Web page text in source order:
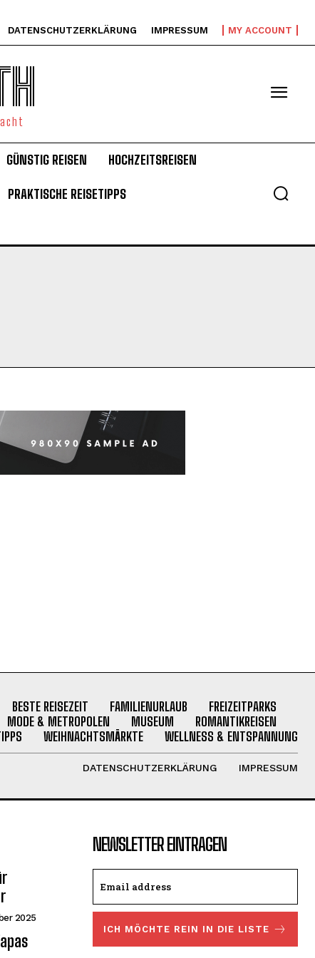
DATENSCHUTZERKLÄRUNG IMPRESSUM MY ACCOUNT
GÜNSTIG REISEN HOCHZEITSREISEN
PRAKTISCHE REISETIPPS
BESTE REISEZEIT FAMILIENURLAUB
FREIZEITPARKS
MODE & METROPOLEN MUSEUM
ROMANTIKREISEN
WEIHNACHTSMÄRKTE WELLNESS & ENTSPANNUNG
DATENSCHUTZERKLÄRUNG IMPRESSUM
2025
NEWSLETTER EINTRAGEN
ICH MÖCHTE REIN IN DIE LISTE